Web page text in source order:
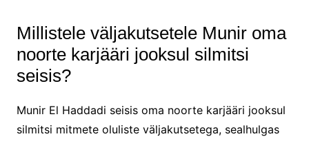
Millistele väljakutsetele Munir oma
noorte karjääri jooksul silmitsi
seisis?
Munir El Haddadi seisis oma noorte karjääri jooksul
silmitsi mitmete oluliste väljakutsetega, sealhulgas